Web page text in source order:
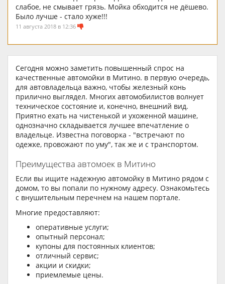
слабое, не смывает грязь. Мойка обходится не дёшево.
Было лучше - стало хуже!!!
11 августа 2018 в 12:36
Сегодня можно заметить повышенный спрос на
качественные автомойки в Митино. в первую очередь,
для автовладельца важно, чтобы железный конь
прилично выглядел. Многих автомобилистов волнует
техническое состояние и, конечно, внешний вид.
Приятно ехать на чистенькой и ухоженной машине,
однозначно складывается лучшее впечатление о
владельце. Известна поговорка - "встречают по
одежке, провожают по уму", так же и с транспортом.
Преимущества автомоек в Митино
Если вы ищите надежную автомойку в Митино рядом с
домом, то вы попали по нужному адресу. Ознакомьтесь
с внушительным перечнем на нашем портале.
Многие предоставляют:
оперативные услуги;
опытный персонал;
купоны для постоянных клиентов;
отличный сервис;
акции и скидки;
приемлемые цены.